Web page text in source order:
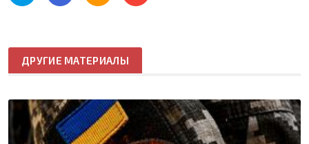
ДРУГИЕ МАТЕРИАЛЫ